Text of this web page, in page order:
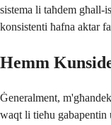
sistema li taħdem għall-
konsistenti ħafna aktar
Hemm
Ġeneralment,
waqt li tieħu